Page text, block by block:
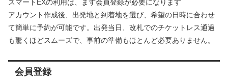
スマートEXの利用は、まず会員登録が必要になります
アカウント作成後、出発地と到着地を選び、希望の日時に合わせ
て簡単に予約が可能です。出発当日、改札でのチケットレス通過
も驚くほどスムーズで、事前の準備もほとんど必要ありません。
会員登録